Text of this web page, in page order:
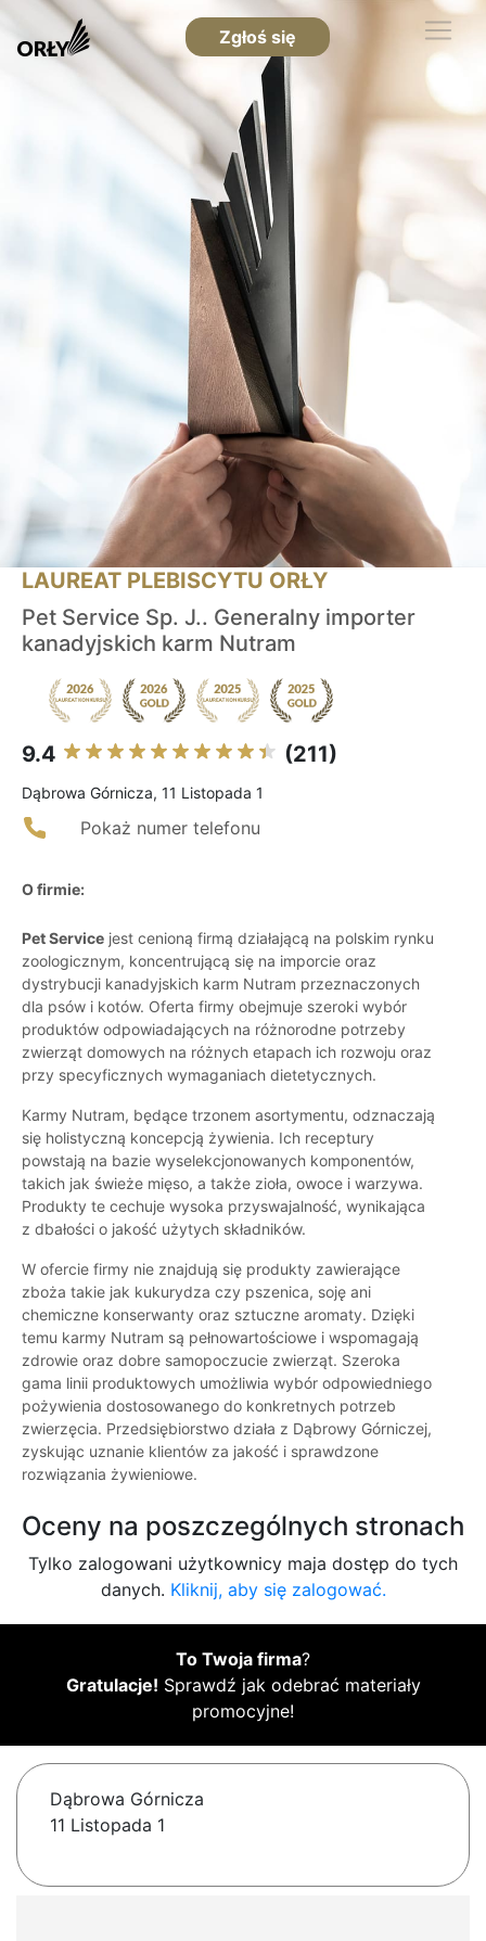
Zgłoś się
LAUREAT PLEBISCYTU ORŁY
Pet Service Sp. J.. Generalny importer
kanadyjskich karm Nutram
9.4 (211)
Dąbrowa Górnicza, 11 Listopada 1
Pokaż numer telefonu
O firmie:
Pet Service jest cenioną firmą działającą na polskim rynku
zoologicznym, koncentrującą się na imporcie oraz
dystrybucji kanadyjskich karm Nutram przeznaczonych
dla psów i kotów. Oferta firmy obejmuje szeroki wybór
produktów odpowiadających na różnorodne potrzeby
zwierząt domowych na różnych etapach ich rozwoju oraz
przy specyficznych wymaganiach dietetycznych.
Karmy Nutram, będące trzonem asortymentu, odznaczają
się holistyczną koncepcją żywienia. Ich receptury
powstają na bazie wyselekcjonowanych komponentów,
takich jak świeże mięso, a także zioła, owoce i warzywa.
Produkty te cechuje wysoka przyswajalność, wynikająca
z dbałości o jakość użytych składników.
W ofercie firmy nie znajdują się produkty zawierające
zboża takie jak kukurydza czy pszenica, soję ani
chemiczne konserwanty oraz sztuczne aromaty. Dzięki
temu karmy Nutram są pełnowartościowe i wspomagają
zdrowie oraz dobre samopoczucie zwierząt. Szeroka
gama linii produktowych umożliwia wybór odpowiedniego
pożywienia dostosowanego do konkretnych potrzeb
zwierzęcia. Przedsiębiorstwo działa z Dąbrowy Górniczej,
zyskując uznanie klientów za jakość i sprawdzone
rozwiązania żywieniowe.
Oceny na poszczególnych stronach
Tylko zalogowani użytkownicy maja dostęp do tych
danych. Kliknij, aby się zalogować.
To Twoja firma?
Gratulacje! Sprawdź jak odebrać materiały
promocyjne!
Dąbrowa Górnicza
11 Listopada 1